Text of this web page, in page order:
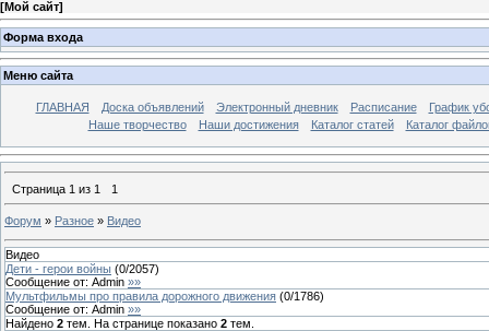
[Мой сайт]
Форма входа
Меню сайта
ГЛАВНАЯ Доска объявлений Электронный дневник Расписание
График
Наше творчество
Наши достижения Каталог статей Каталог
Страница 1 из 1 1
Форум » Разное » Видео
Видео
Дети - герои войны (0/2057)
Сообщение от: Admin »»
Мультфильмы про правила дорожного движения (0/1786)
Сообщение от: Admin »»
Найдено 2 тем. На странице показано 2 тем.